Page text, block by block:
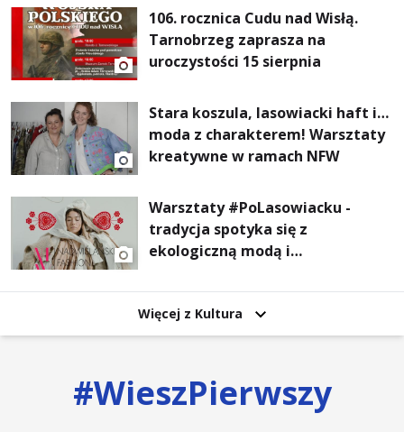
106. rocznica Cudu nad Wisłą.
Tarnobrzeg zaprasza na
uroczystości 15 sierpnia
Stara koszula, lasowiacki haft i…
moda z charakterem! Warsztaty
kreatywne w ramach NFW
Warsztaty #PoLasowiacku -
tradycja spotyka się z
ekologiczną modą i
Więcej z Kultura
#WieszPierwszy